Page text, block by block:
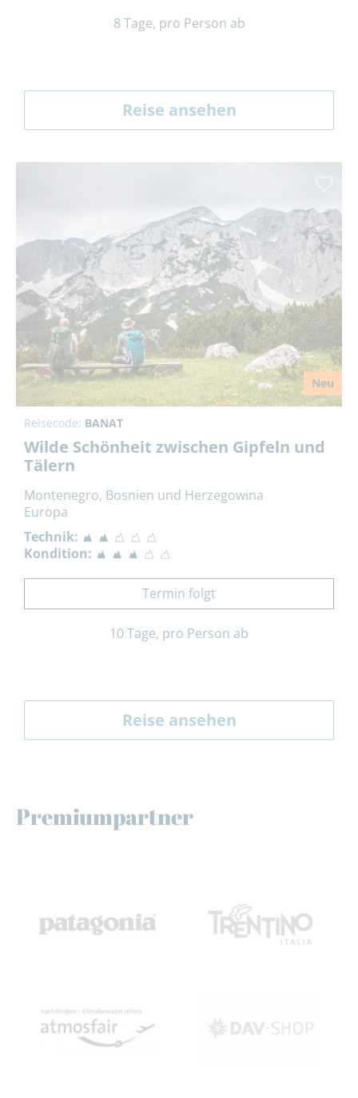
8 Tage, pro Person ab
Reise ansehen
Neu
Reisecode: BANAT
Wilde Schönheit zwischen Gipfeln und
Tälern
Montenegro, Bosnien und Herzegowina
Europa
Technik:
Kondition:
Termin folgt
10 Tage, pro Person ab
Reise ansehen
Premiumpartner